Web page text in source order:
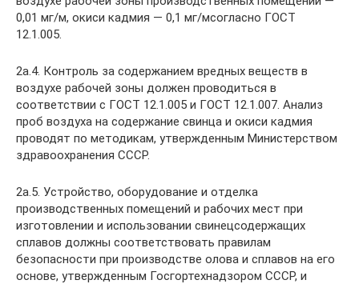
0,01 мг/м, окиси кадмия — 0,1 мг/мсогласно ГОСТ
12.1.005.
2а.4. Контроль за содержанием вредных веществ в
воздухе рабочей зоны должен проводиться в
соответствии с ГОСТ 12.1.005 и ГОСТ 12.1.007. Анализ
проб воздуха на содержание свинца и окиси кадмия
проводят по методикам, утвержденным Министерством
здравоохранения СССР.
2а.5. Устройство, оборудование и отделка
производственных помещений и рабочих мест при
изготовлении и использовании свинецсодержащих
сплавов должны соответствовать правилам
безопасности при производстве олова и сплавов на его
основе, утвержденным Госгортехнадзором СССР, и